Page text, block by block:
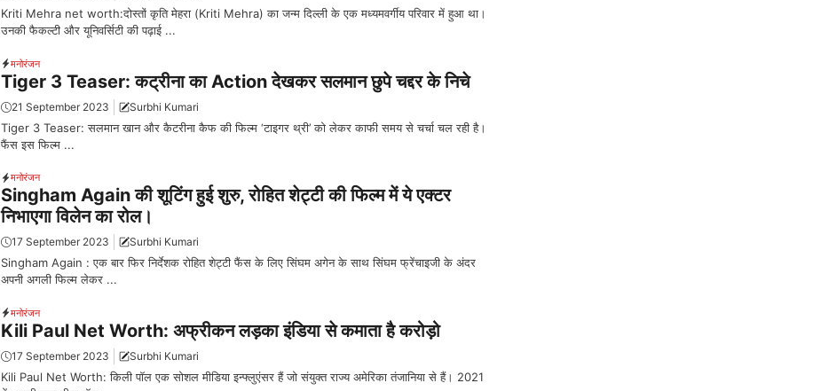
Kriti Mehra net worth:दोस्तों कृति मेहरा (Kriti Mehra) का जन्म दिल्ली के एक मध्यमवर्गीय परिवार में हुआ था।
उनकी फैकल्टी और यूनिवर्सिटी की पढ़ाई ...
मनोरंजन
Tiger 3 Teaser: कट्रीना का Action देखकर सलमान छुपे चद्दर के निचे
21 September 2023 Surbhi Kumari
Tiger 3 Teaser: सलमान खान और कैटरीना कैफ की फिल्म ‘टाइगर थ्री’ को लेकर काफी समय से चर्चा चल रही है।
फैंस इस फिल्म ...
मनोरंजन
Singham Again की शूटिंग हुई शुरु, रोहित शेट्टी की फिल्म में ये एक्टर
निभाएगा विलेन का रोल।
17 September 2023 Surbhi Kumari
Singham Again : एक बार फिर निर्देशक रोहित शेट्टी फैंस के लिए सिंघम अगेन के साथ सिंघम फ्रेंचाइजी के अंदर
अपनी अगली फिल्म लेकर ...
मनोरंजन
Kili Paul Net Worth: अफ्रीकन लड़का इंडिया से कमाता है करोड़ो
17 September 2023 Surbhi Kumari
Kili Paul Net Worth: किली पॉल एक सोशल मीडिया इन्फ्लुएंसर हैं जो संयुक्त राज्य अमेरिका तंजानिया से हैं। 2021